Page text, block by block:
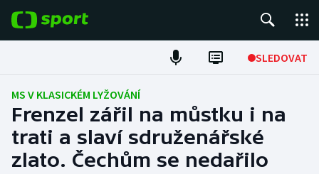
SLEDOVAT
Fotbal
Hokej
Tenis
MS V KLASICKÉM LYŽOVÁNÍ
Frenzel zářil na můstku i na
trati a slaví sdruženářské
zlato. Čechům se nedařilo